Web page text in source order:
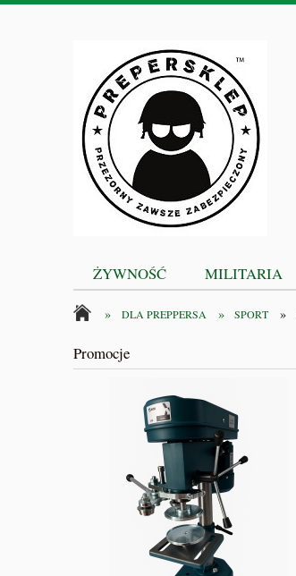
ŻYWNOŚĆ MILITARIA
» DLA PREPPERSA » SPORT »
Promocje